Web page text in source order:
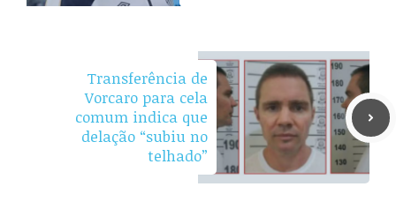
Transferência de
Vorcaro para cela
comum indica que
delação “subiu no
telhado”